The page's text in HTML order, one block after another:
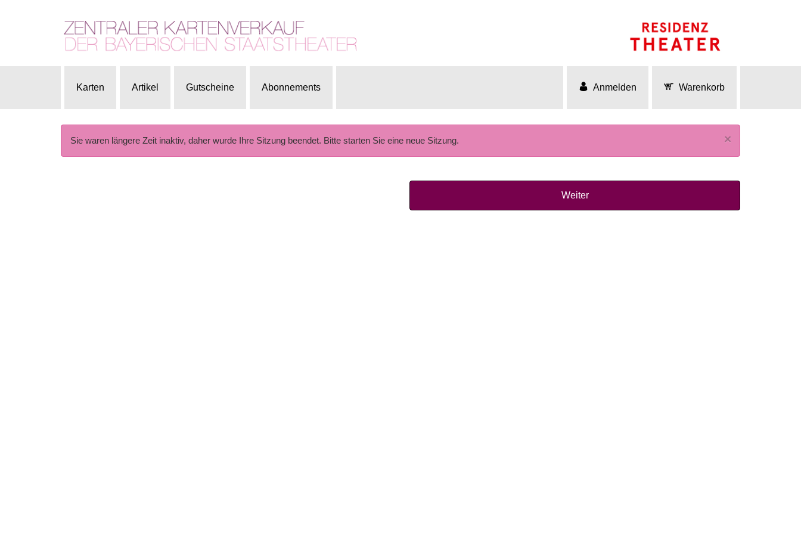
Karten Artikel Gutscheine Abonnements Anmelden Warenkorb
×
Sie waren längere Zeit inaktiv, daher wurde Ihre Sitzung beendet. Bitte starten Sie eine neue Sitzung.
Weiter